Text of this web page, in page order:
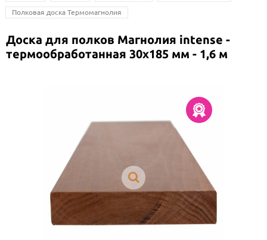
Полковая доска Термомагнолия
Доска для полков Магнолия intense -
термообработанная 30х185 мм - 1,6 м